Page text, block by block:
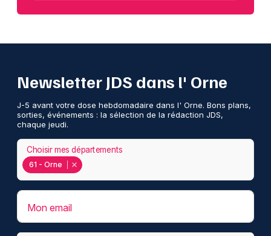
Newsletter JDS dans l' Orne
J-5 avant votre dose hebdomadaire dans l' Orne. Bons plans,
sorties, événements : la sélection de la rédaction JDS,
chaque jeudi.
61 - Orne
Choisir mes départements
Mon email